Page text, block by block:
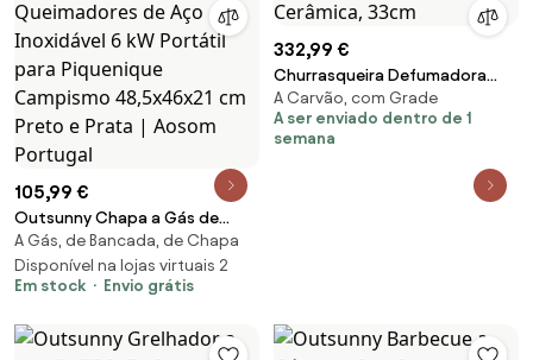
105,99 €
Outsunny Chapa a Gás de
Mesa com 2 Queimadores de
Aço Inoxidável 6 kW Portátil
para Piquenique Campismo
Aosom Portugal
A Gás, de Bancada, de Chapa
Disponível na lojas virtuais 2
Em stock
Envio grátis
332,99 €
Churrasqueira Defumadora
Kamado, de Cerâmica, 33cm
A Carvão, com Grade
A ser enviado dentro de 1
semana